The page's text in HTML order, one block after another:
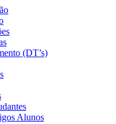
(DT’s)
Alunos